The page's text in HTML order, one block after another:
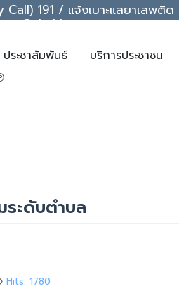
Call) 191 / แจ้งเบาะแสยาเส
ประชาสัมพันธ์ บริการประชาชน
ระดับตำบล
Hits: 1780